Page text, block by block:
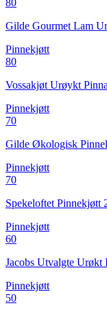
80
Gilde Gourmet Lam
Pinnekjøtt
80
Vossakjøt Urøykt
Pinnekjøtt
70
Gilde Økologisk
Pinnekjøtt
70
Spekeloftet Pinnekjøtt
Pinnekjøtt
60
Jacobs Utvalgte Urøkt
Pinnekjøtt
50